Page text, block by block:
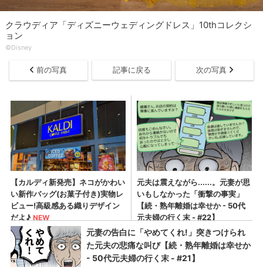
クラウディア「ディズニーウェディングドレス」10thコレクシ
ョン
©Disney
前の写真 記事に戻る 次の写真